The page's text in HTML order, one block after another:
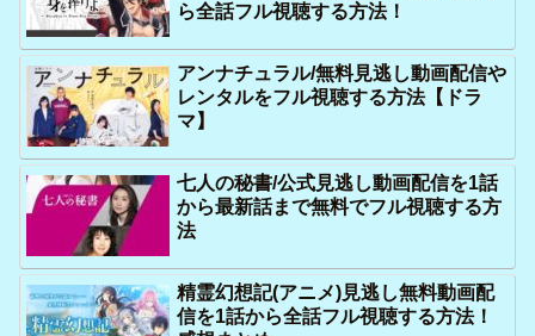
ら全話フル視聴する方法！
アンナチュラル/無料見逃し動画配信や
レンタルをフル視聴する方法【ドラ
マ】
七人の秘書/公式見逃し動画配信を1話
から最新話まで無料でフル視聴する方
法
精霊幻想記(アニメ)見逃し無料動画配
信を1話から全話フル視聴する方法！